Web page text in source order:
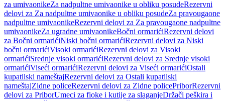
za umivaonikeZa nadpultne umivaonike u obliku posudeRezervni
delovi za Za nadpultne umivaonike u obliku posudeZa pravougaone
nadpultne umivaonikeRezervni delovi za Za pravougaone nadpultne
umivaonikeZa ugradne umivaonikeBočni ormarićiRezervni delovi
za Bočni ormarićiNiski bočni ormarićiRezervni delovi za Niski
bočni ormarićiVisoki ormarićiRezervni delovi za Visoki
ormarićiSrednje visoki ormarićiRezervni delovi za Srednje visoki
ormarićiViseći ormarićiRezervni delovi za Viseći ormarićiOstali
kupatilski nameštajRezervni delovi za Ostali kupatilski
nameštajZidne policeRezervni delovi za Zidne policePriborRezervni
delovi za PriborUmeci za fioke i kutije za slaganjeDržači peškira i